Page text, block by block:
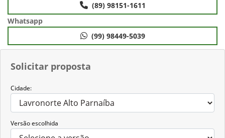
Solicitar proposta
Cidade:
Versão escolhida
(89) 98151-1611
Whatsapp
(99) 98449-5039